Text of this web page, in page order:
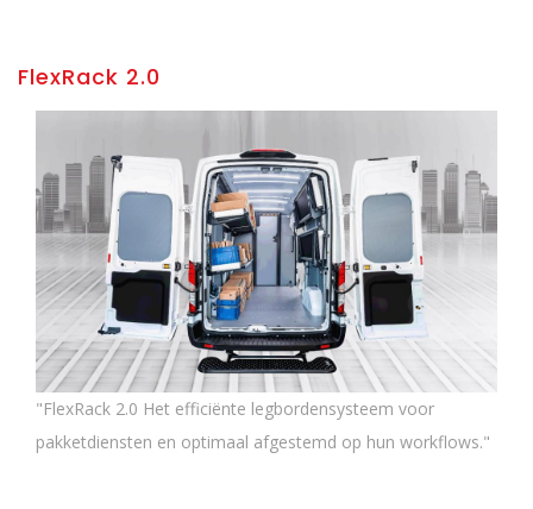
FlexRack 2.0
"FlexRack 2.0 Het efficiënte legbordensysteem voor
pakketdiensten en optimaal afgestemd op hun workflows."